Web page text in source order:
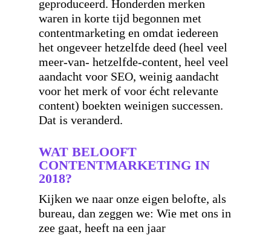
geproduceerd. Honderden merken
waren in korte tijd begonnen met
contentmarketing en omdat iedereen
het ongeveer hetzelfde deed (heel veel
meer-van- hetzelfde-content, heel veel
aandacht voor SEO, weinig aandacht
voor het merk of voor écht relevante
content) boekten weinigen successen.
Dat is veranderd.
WAT BELOOFT
CONTENTMARKETING IN
2018?
Kijken we naar onze eigen belofte, als
bureau, dan zeggen we: Wie met ons in
zee gaat, heeft na een jaar